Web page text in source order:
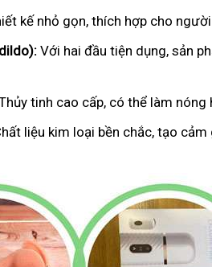
kế nhỏ gọn, thích hợp cho
Với hai đầu tiện dụng, sản
tinh cao cấp, có thể làm
liệu kim loại bền chắc, tạo